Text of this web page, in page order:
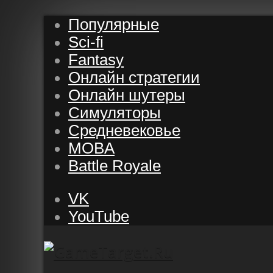
Популярные
Sci-fi
Fantasy
Онлайн стратегии
Онлайн шутеры
Симуляторы
Средневековье
MOBA
Battle Royale
VK
YouTube